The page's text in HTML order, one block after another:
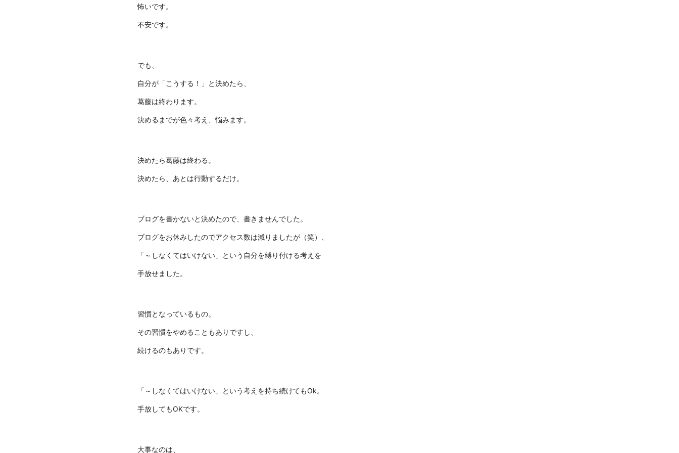
怖いです。
不安です。
でも、
自分が「こうする！」と決めたら、
葛藤は終わります。
決めるまでが色々考え、悩みます。
決めたら葛藤は終わる。
決めたら、あとは行動するだけ。
ブログを書かないと決めたので、書きませんでした。
ブログをお休みしたのでアクセス数は減りましたが（笑）、
「～しなくてはいけない」という自分を縛り付ける考えを
手放せました。
習慣となっているもの。
その習慣をやめることもありですし、
続けるのもありです。
「～しなくてはいけない」という考えを持ち続けてもOk。
手放してもOKです。
大事なのは、